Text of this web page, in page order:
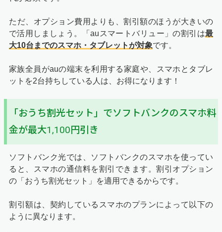
ただ、オプション費用よりも、割引額のほうが大きいの
で活用しましょう。「auスマートバリュー」の割引は最
大10台までのスマホ・タブレットが対象です。
家族全員がauの端末を利用する家庭や、スマホとタブレ
ットを2台持ちしている人は、お得になります！
「おうち割光セット」でソフトバンクのスマホ料
金が最大1,100円引き
ソフトバンク光では、ソフトバンクのスマホを使ってい
ると、スマホの通信料を割引できます。割引オプション
の「おうち割光セット」を適用できるからです。
割引額は、契約しているスマホのプランによって以下の
ように異なります。